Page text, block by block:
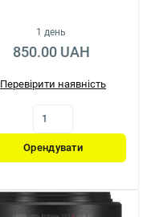
1 день
850.00 UAH
Перевірити наявність
Орендувати